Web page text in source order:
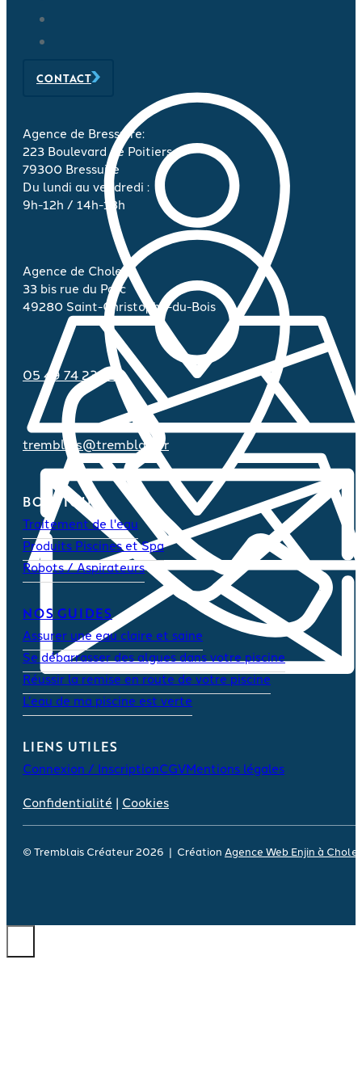
CONTACT
Agence de Bressuire:
223 Boulevard de Poitiers
79300 Bressuire
Du lundi au vendredi :
9h-12h / 14h-18h
Agence de Cholet :
33 bis rue du Parc
49280 Saint-Christophe-du-Bois
05 49 74 23 70
tremblais@tremblais.fr
BOUTIQUE
Traitement de l'eau
Produits Piscines et Spa
Robots / Aspirateurs
NOS GUIDES
Assurer une eau claire et saine
Se débarrasser des algues dans votre piscine
Réussir la remise en route de votre piscine
L’eau de ma piscine est verte
LIENS UTILES
Connexion / InscriptionCGVMentions légales
Confidentialité | Cookies
© Tremblais Créateur 2026 | Création Agence Web Enjin à Cholet